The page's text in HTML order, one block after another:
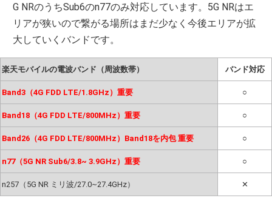
G NRのうちSub6のn77のみ対応しています。5G NRはエ
リアが狭いので繋がる場所はまだ少なく今後エリアが拡
大していくバンドです。
楽天モバイルの電波バンド（周波数帯） バンド対応
Band3（4G FDD LTE/1.8GHz）重要 ○
Band18（4G FDD LTE/800MHz）重要 ○
Band26（4G FDD LTE/800MHz）Band18を内包 重要 ○
n77（5G NR Sub6/3.8~ 3.9GHz）重要 ○
n257（5G NR ミリ波/27.0~27.4GHz） ✕